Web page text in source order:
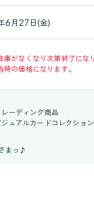
6月27日(金)
がなくなり次第終了にな
の価格になります。
レーディング商品
ュアルカードコレクション
まっ♪